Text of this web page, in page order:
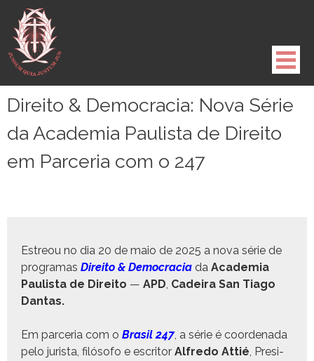
para
conteúdo
Direito & Democracia: Nova Série
da Academia Paulista de Direito
em Parceria com o 247
Estre­ou no dia 20 de maio de 2025 a nova série de
pro­gra­mas Dire­ito & Democ­ra­cia da Acad­e­mia
Paulista de Dire­ito — APD, Cadeira San Tia­go
Dantas.
Em parce­ria com o Brasil 247, a série é coor­de­na­da
pelo jurista, filó­so­fo e escritor Alfre­do Attié, Pres­i­